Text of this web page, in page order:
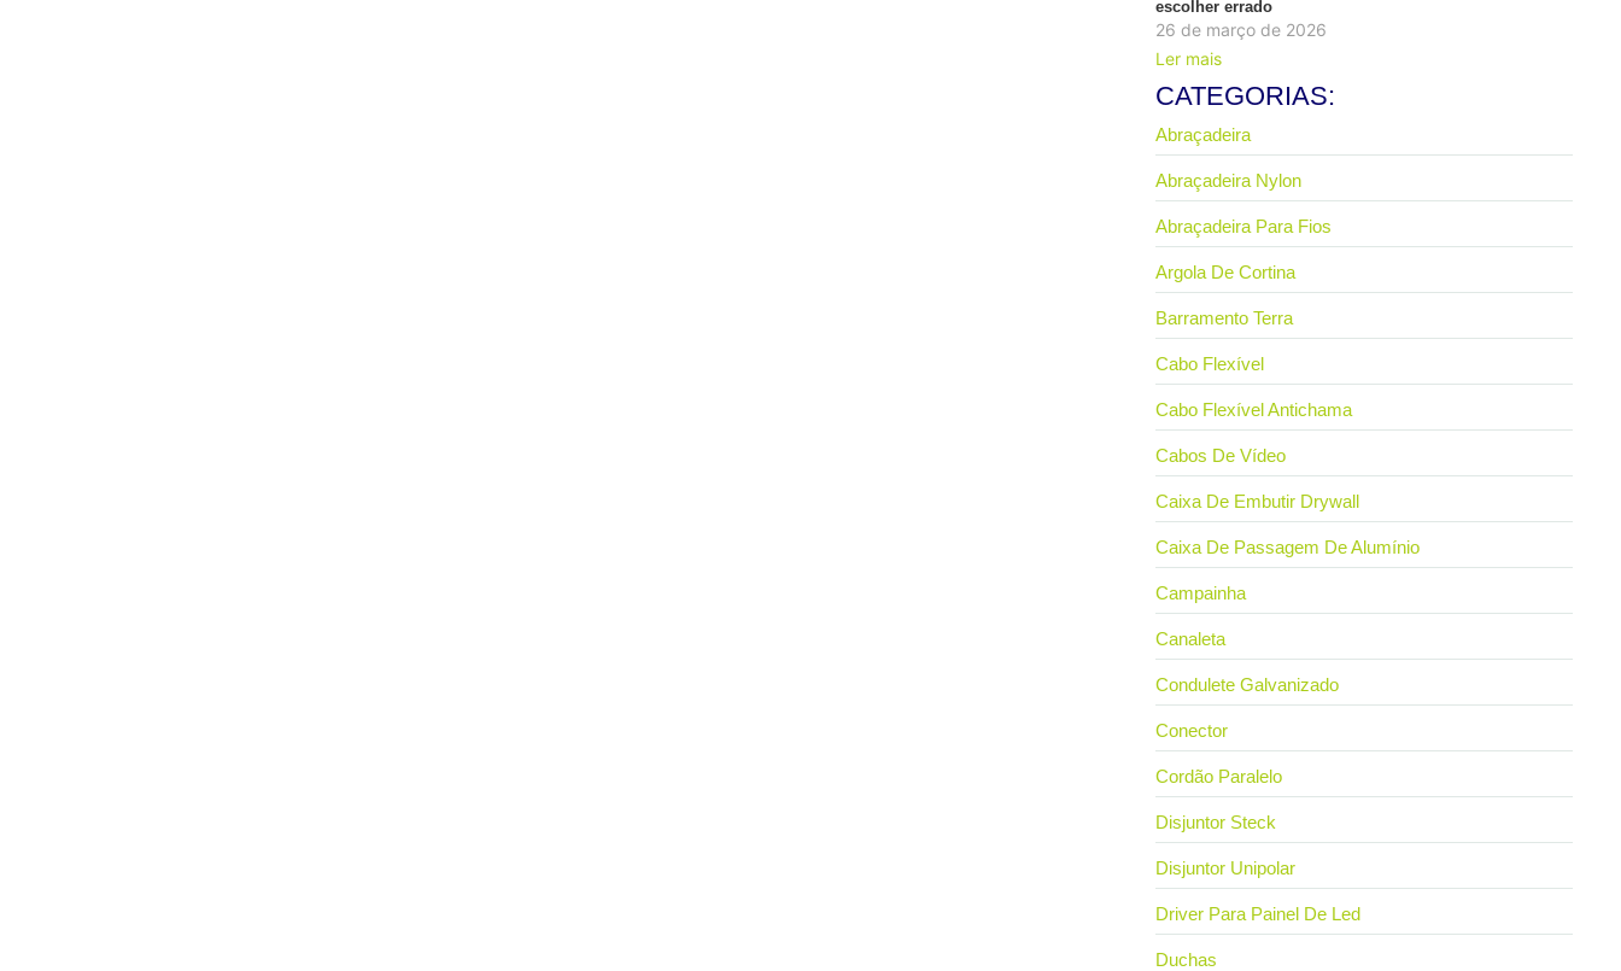
escolher errado
26 de março de 2026
Ler mais
CATEGORIAS:
Abraçadeira
Abraçadeira Nylon
Abraçadeira Para Fios
Argola De Cortina
Barramento Terra
Cabo Flexível
Cabo Flexível Antichama
Cabos De Vídeo
Caixa De Embutir Drywall
Caixa De Passagem De Alumínio
Campainha
Canaleta
Condulete Galvanizado
Conector
Cordão Paralelo
Disjuntor Steck
Disjuntor Unipolar
Driver Para Painel De Led
Duchas